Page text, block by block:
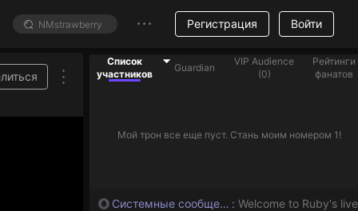
Регистрация Войти
подарки, чтобы помочь стримерам из списка
Список
участников
Guardian
VIP Audience
(0)
Рейтинги
фанатов
Мой трон все еще пуст. Стань моим номером 1!
Системные сообщения : Welcome to Ruby's live